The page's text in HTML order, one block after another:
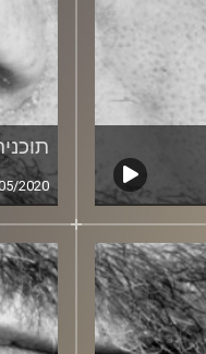
2020